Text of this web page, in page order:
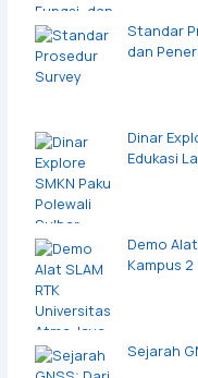
Standar
dan
Dinar
Edukasi
Demo
Kampus 2
Sejarah